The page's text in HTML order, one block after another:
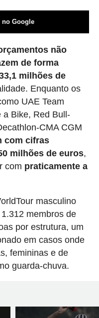
no Google
não
de forma
milhões de
Enquanto os
UAE Team
a Bike, Red Bull-
CMA CGM
com cifras
milhões de euros,
com praticamente a
masculino
membros de
por estrutura, um
em casos onde
femininas e de
guarda-chuva.